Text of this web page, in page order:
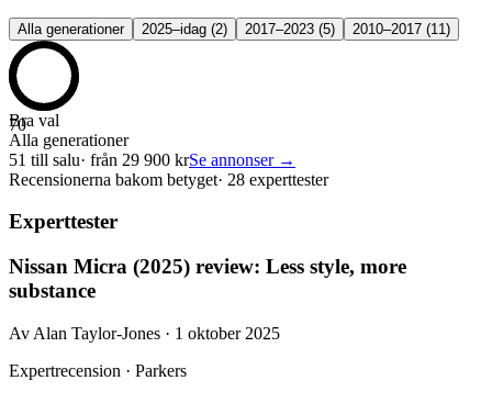
Alla generationer 2025–idag (2) 2017–2023 (5) 2010–2017 (11)
70
Bra val
Alla generationer
51 till salu· från 29 900 krSe annonser →
Recensionerna bakom betyget· 28 experttester
Experttester
Nissan Micra (2025) review: Less style, more
substance
Av Alan Taylor-Jones · 1 oktober 2025
Expertrecension · Parkers